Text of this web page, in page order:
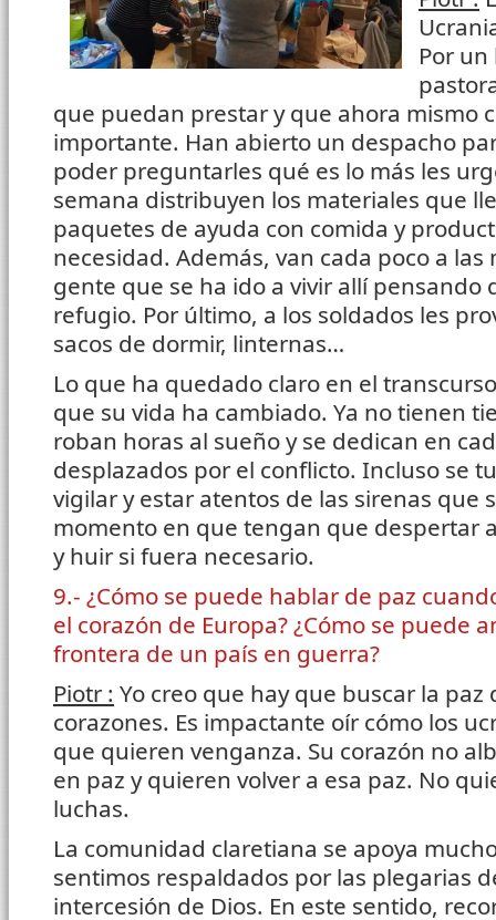
Por
que puedan prestar y que ahora mismo
importante. Han abierto un despacho
poder preguntarles qué es lo más les
semana distribuyen los materiales que
paquetes de ayuda con comida y
necesidad. Además, van cada poco a
gente que se ha ido a vivir allí pensando
refugio. Por último, a los soldados les
sacos de dormir, linternas…
Lo que ha quedado claro en el
que su vida ha cambiado. Ya no tienen
roban horas al sueño y se dedican en
desplazados por el conflicto. Incluso se
vigilar y estar atentos de las sirenas que
momento en que tengan que despertar
y huir si fuera necesario.
9.- ¿Cómo se puede hablar de paz
el corazón de Europa? ¿Cómo se puede
frontera de un país en guerra?
Piotr : Yo creo que hay que buscar la
corazones. Es impactante oír cómo los
que quieren venganza. Su corazón no
en paz y quieren volver a esa paz. No
luchas.
La comunidad claretiana se apoya
sentimos respaldados por las plegarias
intercesión de Dios. En este sentido,